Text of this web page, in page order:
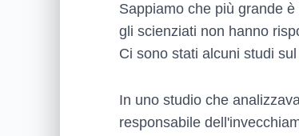
Sappiamo che più grande
gli scienziati non hanno
Ci sono stati alcuni studi
In uno studio che
responsabile